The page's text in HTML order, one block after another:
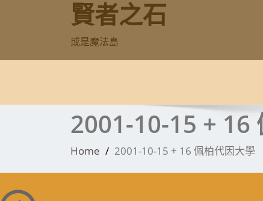
賢者之石
或是魔法島
2001-10-15 + 16
Home 2001-10-15 + 16 佩柏代因大學